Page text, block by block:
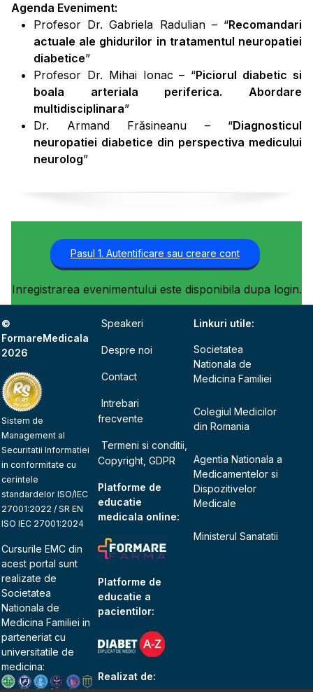
Agenda Eveniment:
Profesor Dr. Gabriela Radulian – “Recomandari
actuale ale ghidurilor in tratamentul neuropatiei
diabetice”
Profesor Dr. Mihai Ionac – “Piciorul diabetic si
boala arteriala periferica. Abordare
multidisciplinara”
Dr. Armand Frăsineanu – “Diagnosticul
neuropatiei diabetice din perspectiva medicului
neurolog”
Pasul 1. Autentificare sau creare cont
Inregistrarea evenimentului este disponibila dupa login.
©
FormareMedicala
2026
Sistem de
Management al
Securitatii Informatiei
in conformitate cu
cerintele
standardelor ISO/IEC
27001:2022 / SR EN
ISO IEC 27001:2024
Cursurile EMC din
acest portal sunt
realizate de
Societatea
Nationala de
Medicina Familiei in
parteneriat cu
universitatile de
medicina:
Speakeri
Despre noi
Contact
Intrebari
frecvente
Termeni si conditii,
Copyright, GDPR
Platforme de
educatie
medicala online:
Platforme de
educatie a
pacientilor:
Realizat de:
Linkuri utile:
Societatea
Nationala de
Medicina Familiei
Colegiul Medicilor
din Romania
Agentia Nationala a
Medicamentelor si
Dispozitivelor
Medicale
Ministerul Sanatatii